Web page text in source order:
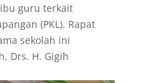
guru terkait
(PKL). Rapat
sekolah ini
Drs. H. Gigih